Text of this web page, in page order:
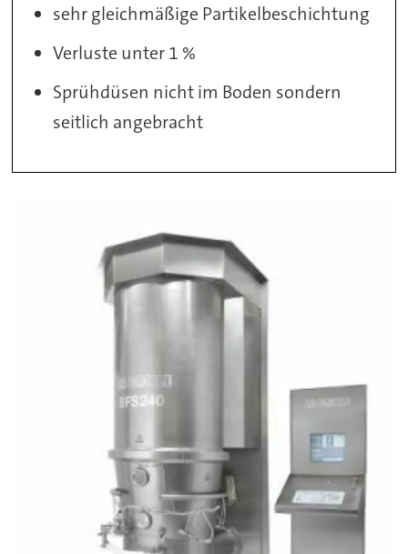
sehr gleichmäßige Partikelbeschichtung
Verluste unter 1 %
Sprühdüsen nicht im Boden sondern
seitlich angebracht